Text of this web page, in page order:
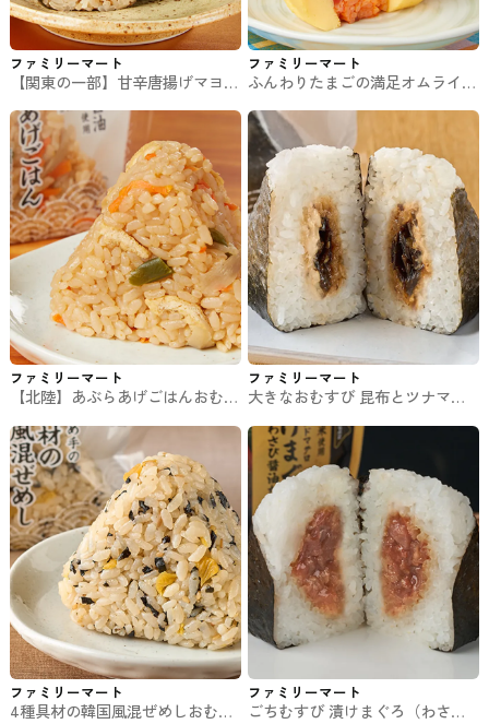
ファミリーマート
【関東の一部】甘辛唐揚げマヨネ
び
ファミリーマート
ふんわりたまごの満足オムライス
ファミリーマート
【北陸】あぶらあげごはんおむす
ファミリーマート
大きなおむすび 昆布とツナマヨ
ファミリーマート
4種具材の韓国風混ぜめしおむす
ファミリーマート
ごちむすび 漬けまぐろ（わさび